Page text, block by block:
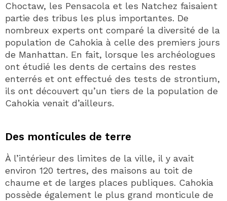
Choctaw, les Pensacola et les Natchez faisaient
partie des tribus les plus importantes. De
nombreux experts ont comparé la diversité de la
population de Cahokia à celle des premiers jours
de Manhattan. En fait, lorsque les archéologues
ont étudié les dents de certains des restes
enterrés et ont effectué des tests de strontium,
ils ont découvert qu’un tiers de la population de
Cahokia venait d’ailleurs.
Des monticules de terre
À l’intérieur des limites de la ville, il y avait
environ 120 tertres, des maisons au toit de
chaume et de larges places publiques. Cahokia
possède également le plus grand monticule de